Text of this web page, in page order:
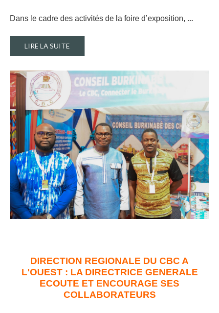
Dans le cadre des activités de la foire d’exposition, ...
LIRE LA SUITE
DIRECTION REGIONALE DU CBC A
L'OUEST : LA DIRECTRICE GENERALE
ECOUTE ET ENCOURAGE SES
COLLABORATEURS